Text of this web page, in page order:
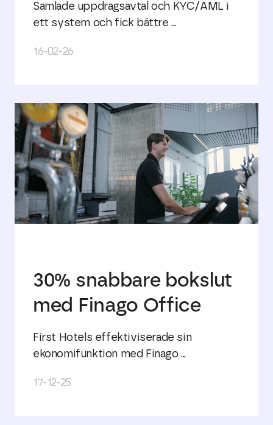
Samlade uppdragsavtal och KYC/AML i
ett system och fick bättre ...
16-02-26
30% snabbare bokslut
med Finago Office
First Hotels effektiviserade sin
ekonomifunktion med Finago ...
17-12-25